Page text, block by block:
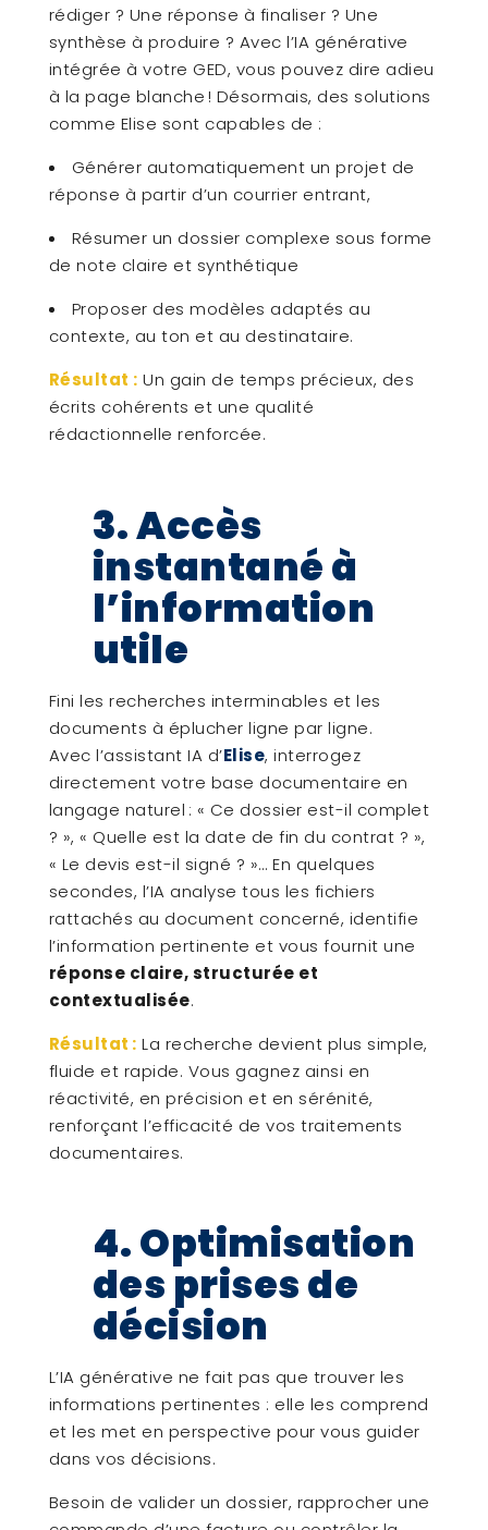
rédiger ? Une réponse à finaliser ? Une
synthèse à produire ? Avec l’IA générative
intégrée à votre GED, vous pouvez dire adieu
à la page blanche ! Désormais, des solutions
comme Elise sont capables de :
Générer automatiquement un projet de
réponse à partir d’un courrier entrant,
Résumer un dossier complexe sous forme
de note claire et synthétique
Proposer des modèles adaptés au
contexte, au ton et au destinataire.
Résultat : Un gain de temps précieux, des
écrits cohérents et une qualité
rédactionnelle renforcée.
3. Accès
instantané à
l’information
utile
Fini les recherches interminables et les
documents à éplucher ligne par ligne.
Avec l’assistant IA d’Elise, interrogez
directement votre base documentaire en
langage naturel : « Ce dossier est-il complet
? », « Quelle est la date de fin du contrat ? »,
« Le devis est-il signé ? »… En quelques
secondes, l’IA analyse tous les fichiers
rattachés au document concerné, identifie
l’information pertinente et vous fournit une
réponse claire, structurée et
contextualisée.
Résultat : La recherche devient plus simple,
fluide et rapide. Vous gagnez ainsi en
réactivité, en précision et en sérénité,
renforçant l’efficacité de vos traitements
documentaires.
4. Optimisation
des prises de
décision
L’IA générative ne fait pas que trouver les
informations pertinentes : elle les comprend
et les met en perspective pour vous guider
dans vos décisions.
Besoin de valider un dossier, rapprocher une